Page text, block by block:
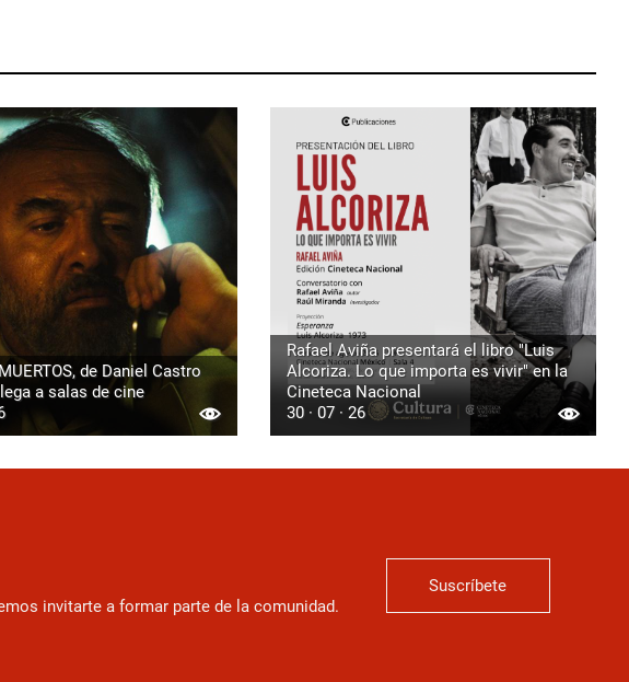
de Daniel Castro
a salas de cine
Rafael Aviña presentará el libro "Luis
Alcoriza. Lo que importa es vivir" en la
Cineteca Nacional
30 · 07 · 26
invitarte a formar parte de la comunidad.
Suscríbete